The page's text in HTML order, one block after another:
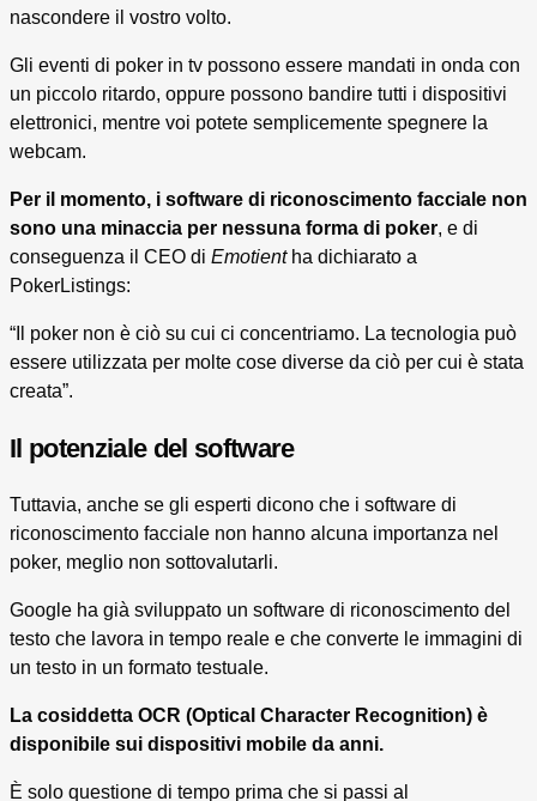
nascondere il vostro volto.
Gli eventi di poker in tv possono essere mandati in onda con
un piccolo ritardo, oppure possono bandire tutti i dispositivi
elettronici, mentre voi potete semplicemente spegnere la
webcam.
Per il momento, i software di riconoscimento facciale non
sono una minaccia per nessuna forma di poker, e di
conseguenza il CEO di Emotientha dichiarato a
PokerListings:
“Il poker non è ciò su cui ci concentriamo. La tecnologia può
essere utilizzata per molte cose diverse da ciò per cui è stata
creata”.
Il potenziale del software
Tuttavia, anche se gli esperti dicono che i software di
riconoscimento facciale non hanno alcuna importanza nel
poker, meglio non sottovalutarli.
Google ha già sviluppato un software di riconoscimento del
testo che lavora in tempo reale e che converte le immagini di
un testo in un formato testuale.
La cosiddetta OCR (Optical Character Recognition) è
disponibile sui dispositivi mobile da anni.
È solo questione di tempo prima che si passi al